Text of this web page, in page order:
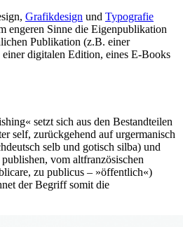
Grafikdesign und Typografie
engeren Sinne die Eigenpublikation
Publikation (z.B. einer
einer digitalen Edition, eines E-Books
setzt sich aus den Bestandteilen
self, zurückgehend auf urgermanisch
selb und gotisch silba) und
vom altfranzösischen
zu publicus – »öffentlich«)
der Begriff somit die